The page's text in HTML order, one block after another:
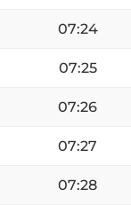
07:24
07:25
07:26
07:27
07:28